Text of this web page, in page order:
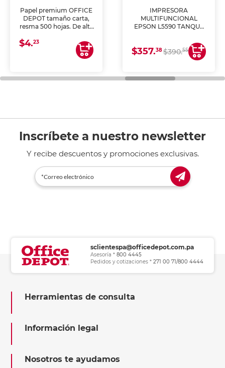
Papel premium OFFICE
DEPOT tamaño carta,
resma 500 hojas. De alta
uniforme, ideal para
impresoras de inyección
de tinta y láser,
general de oficina.
$4.23
IMPRESORA
MULTIFUNCIONAL
EPSON L5590 TANQUE
COPIA Y ESCANEA)
$357.38$390.55
Inscríbete a nuestro newsletter
Y recibe descuentos y promociones exclusivas.
sclientespa@officedepot.com.pa
Asesoría * 800 4445
Pedidos y cotizaciones * 271 00 71/800 4444
Herramientas de consulta
Información legal
Nosotros te ayudamos